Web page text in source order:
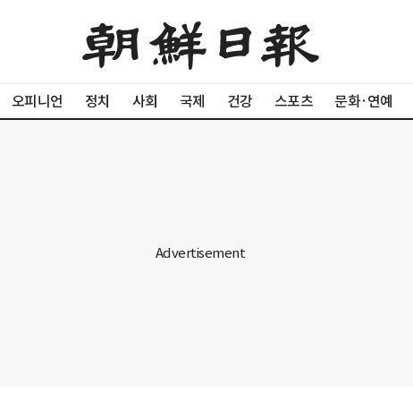
오피니언 정치 사회 국제 건강 스포츠 문화·연예